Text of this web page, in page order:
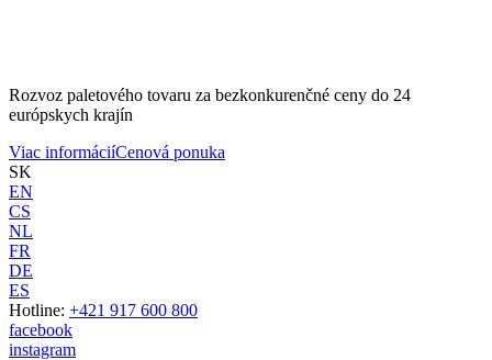
Rozvoz paletového tovaru za bezkonkurenčné ceny do 24
európskych krajín
Viac informáciíCenová ponuka
SK
EN
CS
NL
FR
DE
ES
Hotline: +421 917 600 800
facebook
instagram